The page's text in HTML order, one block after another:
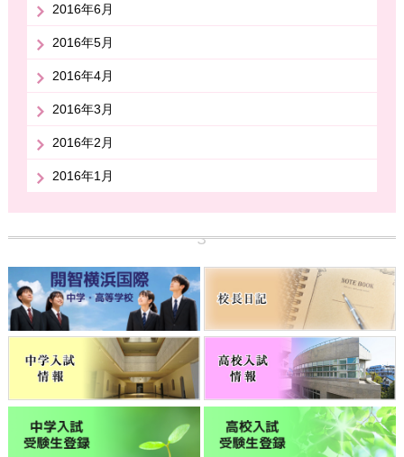
2016年6月
2016年5月
2016年4月
2016年3月
2016年2月
2016年1月